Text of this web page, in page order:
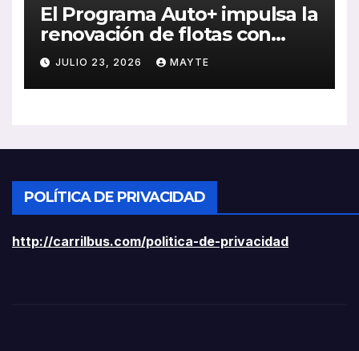
El Programa Auto+ impulsa la
renovación de flotas con
ayudas a vehículos eléctricos
ligeros
JULIO 23, 2026 MAYTE
POLÍTICA DE PRIVACIDAD
http://carrilbus.com/politica-de-privacidad